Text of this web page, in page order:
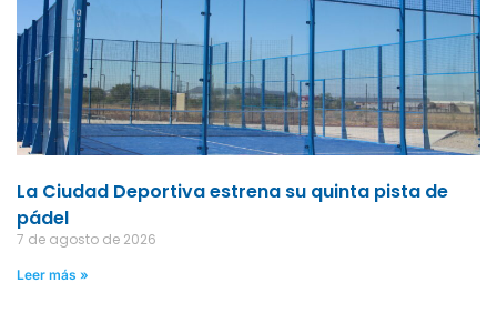
La Ciudad Deportiva estrena su quinta pista de
pádel
7 de agosto de 2026
Leer más »